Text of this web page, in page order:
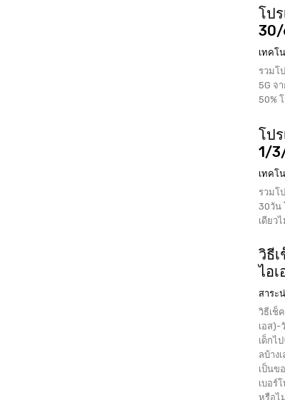
โป
30/
เทคโ
รวมโ
5G จ
โป
1/
เทคโ
รวมโ
30วัน
เดียว
วิธี
ไอ
สาระ
วิธีเช็
เอส)-วันทูคอ
เด็กไ
ลบ้าง
เป็นข
เบอร์
หรือไ